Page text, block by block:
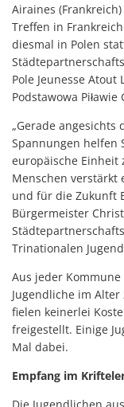
Airaines
Treffen in
diesmal in Polen
Pole Jeunesse Atout
Podstawowa Piławie
„Gerade
Spannungen helfen
europäische Einheit
Menschen verstärkt
und für die Zukunft
Bürgermeister
Trinationalen
Aus jeder
Jugendliche im
fielen keinerlei
freigestellt. Einige
Mal dabei.
Empfang im
Die Jugendlichen